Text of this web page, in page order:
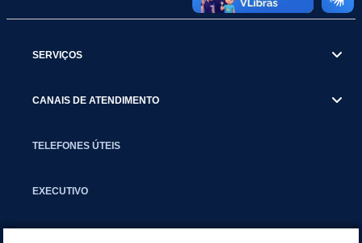
SERVIÇOS
CANAIS DE ATENDIMENTO
TELEFONES ÚTEIS
EXECUTIVO